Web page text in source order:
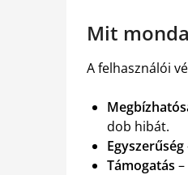
Mit
A felhasználói
dob hibát.
Egyszerűség
Támogatás